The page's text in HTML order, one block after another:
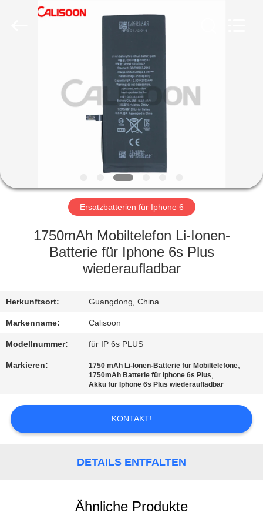
STARTSEITE
PRODUKTE
ÜBER
UNS
FABRIK
REFERENZEN
SITEMAP
POLICY
Ersatzbatterien für Iphone 6
1750mAh Mobiltelefon Li-Ionen-
Batterie für Iphone 6s Plus
wiederaufladbar
Herkunftsort: Guangdong, China
Markenname: Calisoon
Modellnummer: für IP 6s PLUS
Markieren: 1750 mAh Li-Ionen-Batterie für Mobiltelefone,
1750mAh Batterie für Iphone 6s Plus,
Akku für Iphone 6s Plus wiederaufladbar
KONTAKT!
DETAILS ENTFALTEN
Ähnliche Produkte